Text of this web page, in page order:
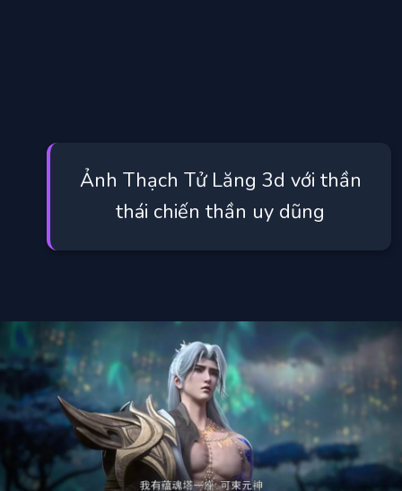
Ảnh Thạch Tử Lăng 3d với thần
thái chiến thần uy dũng
Đang mở https://manhua.edu.vn/thach-tu-lang